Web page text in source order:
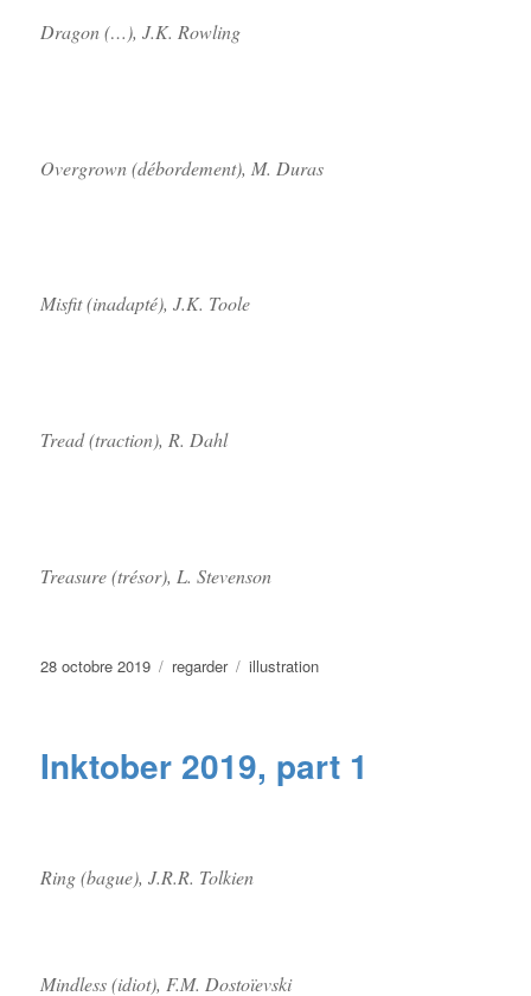
Dragon (…), J.K. Rowling
Overgrown (débordement), M. Duras
Misfit (inadapté), J.K. Toole
Tread (traction), R. Dahl
Treasure (trésor), L. Stevenson
Publié
28 octobre 2019 Catégories
regarder Étiquettes
illustration
Inktober 2019, part 1
Ring (bague), J.R.R. Tolkien
Mindless (idiot), F.M. Dostoïevski